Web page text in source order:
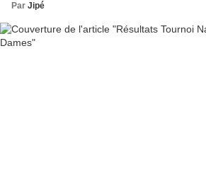
Par Jipé